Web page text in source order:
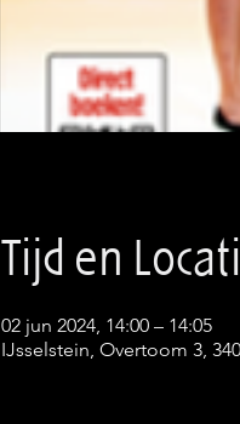
Tijd en
02 jun 2024, 14:00 – 14:05
IJsselstein, Overtoom 3,